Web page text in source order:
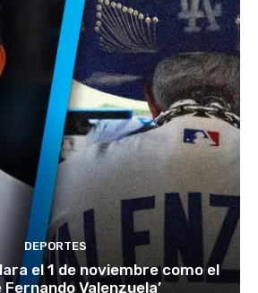
DEPORTES
el 1 de noviembre como el
Fernando Valenzuela’